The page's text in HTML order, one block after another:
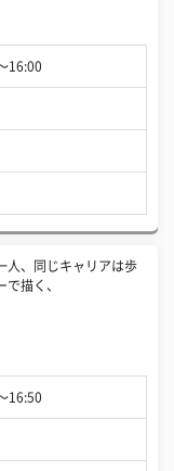
16:00
人、同じキャリアは歩
で描く、
16:50